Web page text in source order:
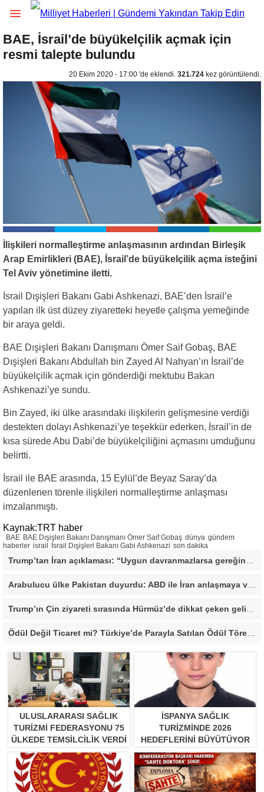
BAE, İsrail’de büyükelçilik açmak için
resmi talepte bulundu
20 Ekim 2020 - 17:00 'de eklendi. 321.724 kez görüntülendi.
İlişkileri normalleştirme anlaşmasının ardından Birleşik
Arap Emirlikleri (BAE), İsrail’de büyükelçilik açma isteğini
Tel Aviv yönetimine iletti.
İsrail Dışişleri Bakanı Gabi Ashkenazi, BAE’den İsrail’e
yapılan ilk üst düzey ziyaretteki heyetle çalışma yemeğinde
bir araya geldi.
BAE Dışişleri Bakanı Danışmanı Ömer Saif Gobaş, BAE
Dışişleri Bakanı Abdullah bin Zayed Al Nahyan’ın İsrail’de
büyükelçilik açmak için gönderdiği mektubu Bakan
Ashkenazi’ye sundu.
Bin Zayed, iki ülke arasındaki ilişkilerin gelişmesine verdiği
destekten dolayı Ashkenazi’ye teşekkür ederken, İsrail’in de
kısa sürede Abu Dabi’de büyükelçiliğini açmasını umduğunu
belirtti.
İsrail ile BAE arasında, 15 Eylül’de Beyaz Saray’da
düzenlenen törenle ilişkileri normalleştirme anlaşması
imzalanmıştı.
Kaynak:TRT haber
BAE BAE Dışişleri Bakanı Danışmanı Ömer Saif Gobaş dünya gündem
haberler israil İsrail Dışişleri Bakanı Gabi Ashkenazi son dakika
Arabulucu ülke Pakistan duyurdu: ABD ile İran anlaşmaya vardı
Ödül Değil Ticaret mi? Türkiye’de Parayla Satılan Ödül Törenleri Tartışma Yarattı”
ULUSLARARASI SAĞLIK
TURIZMI FEDERASYONU 75
ÜLKEDE TEMSILCILIK VERDI
İSPANYA SAĞLIK
TURIZMINDE 2026
HEDEFLERINI BÜYÜTÜYOR